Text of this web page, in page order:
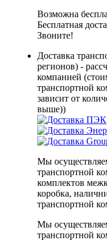
Возможна
Бесплатная
Звоните!
Доставка
регионов) -
компанией
транспортной
зависит от
выше))
Мы
транспортной
комплектов
коробка,
транспортной
Мы
транспортной